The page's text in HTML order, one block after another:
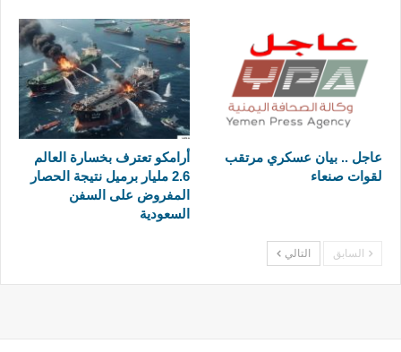
عاجل .. بيان عسكري مرتقب
لقوات صنعاء
أرامكو تعترف بخسارة العالم
2.6 مليار برميل نتيجة الحصار
المفروض على السفن
السعودية
السابق التالي